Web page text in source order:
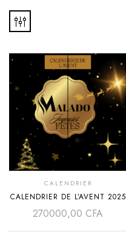
CALENDRIER
CALENDRIER DE L’AVENT 2025
270000,00 CFA